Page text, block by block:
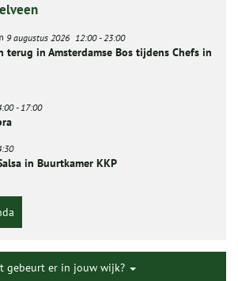
9 augustus 2026 12:00-23:00
terug in Amsterdamse Bos tijdens Chefs in
-17:00
in Buurtkamer KKP
gebeurt er in jouw wijk?